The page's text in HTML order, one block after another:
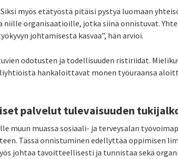
myös etätyöstä pitäisi pystyä luomaan
organisaatioille, jotka siinä onnistuvat.
johtamisesta kasvaa”, hän arvioi.
odotusten ja todellisuuden ristiriidat.
hankaloittavat monen työuraansa
palvelut tulevaisuuden
muun muassa sosiaali- ja terveysalan
Tässä onnistuminen edellyttää oppimisen
johtaa tavoitteellisesti ja tunnistaa sekä